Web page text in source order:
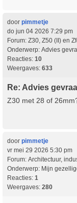
door pimmetje
do jun 04 2026 7:29 pm
Forum: Z30, Z50 (II) en
Onderwerp: Advies
Reacties: 10
Weergaves: 633
Re: Advies
Z30 met 28 of
door pimmetje
vr mei 29 2026 5:30 pm
Forum: Architectuur,
Onderwerp: Mijn
Reacties: 1
Weergaves: 280